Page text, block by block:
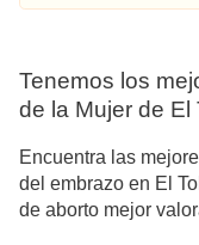
Tenemos los
de la Mujer de El
Encuentra las
del embrazo en El
de aborto mejor